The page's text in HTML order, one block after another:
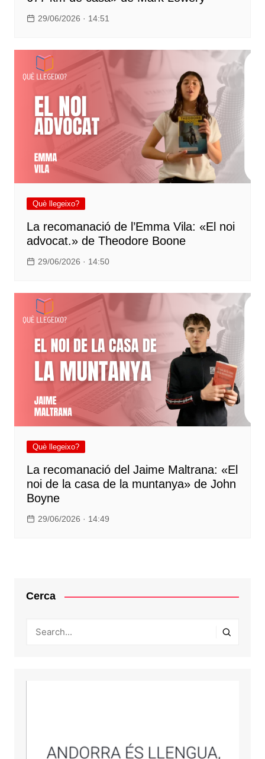
29/06/2026 · 14:51
Què llegeixo?
La recomanació de l’Emma Vila: «El noi
advocat.» de Theodore Boone
29/06/2026 · 14:50
Què llegeixo?
La recomanació del Jaime Maltrana: «El
noi de la casa de la muntanya» de John
Boyne
29/06/2026 · 14:49
Cerca